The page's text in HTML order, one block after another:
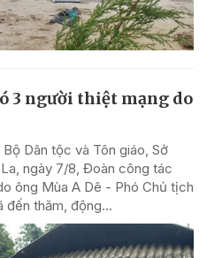
3 người thiệt mạng do
Dân tộc và Tôn giáo, Sở
ngày 7/8, Đoàn công tác
ông Mùa A Dê - Phó Chủ tịch
đến thăm, động...